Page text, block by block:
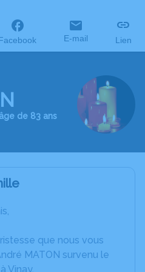
E-mail Lien
de 83 ans
que nous vous
MATON survenu le
Vinay.